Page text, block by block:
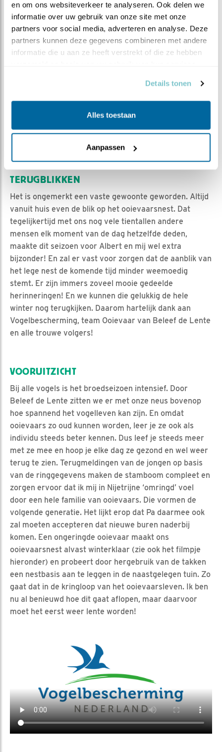
en om ons websiteverkeer te analyseren. Ook delen we
informatie over uw gebruik van onze site met onze
partners voor social media, adverteren en analyse. Deze
partners kunnen deze gegevens combineren met andere
informatie die u aan ze heeft verstrekt of die ze hebben
Details tonen
Alles toestaan
Aanpassen
TERUGBLIKKEN
Het is ongemerkt een vaste gewoonte geworden. Altijd
vanuit huis even de blik op het ooievaarsnest. Dat
tegelijkertijd met ons nog vele tientallen andere
mensen elk moment van de dag hetzelfde deden,
maakte dit seizoen voor Albert en mij wel extra
bijzonder! En zal er vast voor zorgen dat de aanblik van
het lege nest de komende tijd minder weemoedig
stemt. Er zijn immers zoveel mooie gedeelde
herinneringen! En we kunnen die gelukkig de hele
winter nog terugkijken. Daarom hartelijk dank aan
Vogelbescherming, team Ooievaar van Beleef de Lente
en alle trouwe volgers!
VOORUITZICHT
Bij alle vogels is het broedseizoen intensief. Door
Beleef de Lente zitten we er met onze neus bovenop
hoe spannend het vogelleven kan zijn. En omdat
ooievaars zo oud kunnen worden, leer je ze ook als
individu steeds beter kennen. Dus leef je steeds meer
met ze mee en hoop je elke dag ze gezond en wel weer
terug te zien. Terugmeldingen van de jongen op basis
van de ringgegevens maken de stamboom compleet en
zorgen ervoor dat ik mij in Nijetrijne ‘omringd’ voel
door een hele familie van ooievaars. Die vormen de
volgende generatie. Het lijkt erop dat Pa daarmee ook
zal moeten accepteren dat nieuwe buren naderbij
komen. Een ongeringde ooievaar maakt ons
ooievaarsnest alvast winterklaar (zie ook het filmpje
hieronder) en probeert door hergebruik van de takken
een nestbasis aan te leggen in de naastgelegen tuin. Zo
gaat dat in de kringloop van het ooievaarsleven. Ik ben
nu al benieuwd hoe dit gaat aflopen, maar daarvoor
moet het eerst weer lente worden!